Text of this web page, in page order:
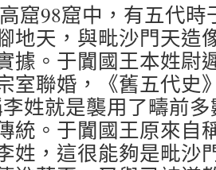
窟98窟中，有五代
地天，與毗沙門天造
據。于闐國王本姓尉
室聯婚，《舊五代史
姓就是襲用了疇前
統。于闐國王原來自
姓，這很能夠是毗沙